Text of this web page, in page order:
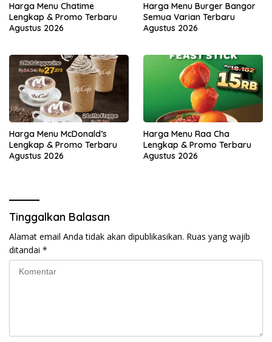
Harga Menu Chatime
Lengkap & Promo Terbaru
Agustus 2026
Harga Menu Burger Bangor
Semua Varian Terbaru
Agustus 2026
Harga Menu McDonald’s
Lengkap & Promo Terbaru
Agustus 2026
Harga Menu Raa Cha
Lengkap & Promo Terbaru
Agustus 2026
Tinggalkan Balasan
Alamat email Anda tidak akan dipublikasikan. Ruas yang wajib
ditandai *